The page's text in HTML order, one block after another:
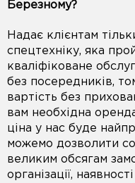
Березному?
Надає клієнтам
спецтехніку, яка
кваліфіковане
без посередників,
вартість без
вам необхідна
ціна у нас буде
можемо дозволити
великим обсягам
організації,